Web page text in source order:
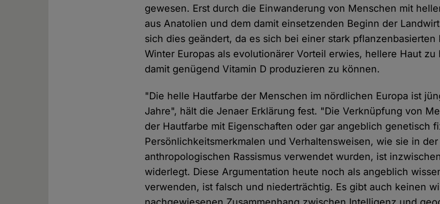
gewesen. Erst durch die Einwanderung von Menschen mit
aus Anatolien und dem damit einsetzenden Beginn der
sich dies geändert, da es sich bei einer stark pflanzenbasierten
Winter Europas als evolutionärer Vorteil erwies, hellere Haut zu
damit genügend Vitamin D produzieren zu können.
"Die helle Hautfarbe der Menschen im nördlichen Europa ist
Jahre", hält die Jenaer Erklärung fest. "Die Verknüpfung von
der Hautfarbe mit Eigenschaften oder gar angeblich genetisch
Persönlichkeitsmerkmalen und Verhaltensweisen, wie sie in
anthropologischen Rassismus verwendet wurden, ist
widerlegt. Diese Argumentation heute noch als angeblich
verwenden, ist falsch und niederträchtig. Es gibt auch keinen